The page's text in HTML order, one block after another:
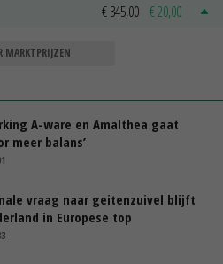
€ 345,00 € 20,00
MARKTPRIJZEN
A-ware en Amalthea gaat
meer balans’
vraag naar geitenzuivel blijft
in Europese top